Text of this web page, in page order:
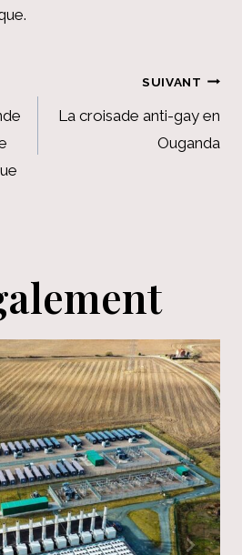
SUIVANT
La croisade anti-gay en
Ouganda